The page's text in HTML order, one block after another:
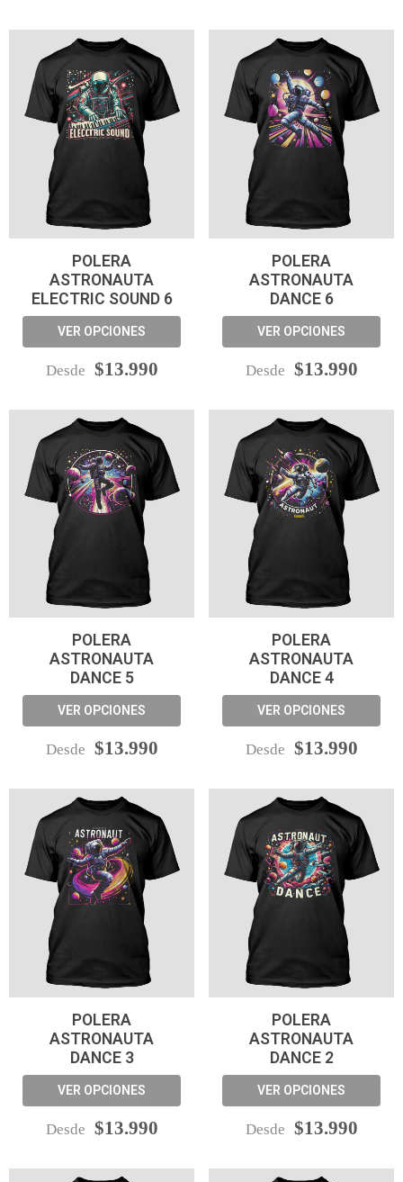
POLERA
ASTRONAUTA
ELECTRIC SOUND 6
VER OPCIONES
Desde $13.990
POLERA
ASTRONAUTA
DANCE 6
VER OPCIONES
Desde $13.990
POLERA
ASTRONAUTA
DANCE 5
VER OPCIONES
Desde $13.990
POLERA
ASTRONAUTA
DANCE 4
VER OPCIONES
Desde $13.990
POLERA
ASTRONAUTA
DANCE 3
VER OPCIONES
Desde $13.990
POLERA
ASTRONAUTA
DANCE 2
VER OPCIONES
Desde $13.990